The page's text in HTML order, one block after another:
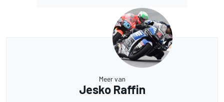
Meer van
Jesko Raffin